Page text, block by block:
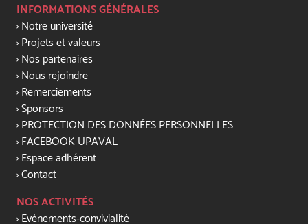
INFORMATIONS GÉNÉRALES
Notre université
Projets et valeurs
Nos partenaires
Nous rejoindre
Remerciements
Sponsors
PROTECTION DES DONNÉES PERSONNELLES
FACEBOOK UPAVAL
Espace adhérent
Contact
NOS ACTIVITÉS
Evènements-convivialité